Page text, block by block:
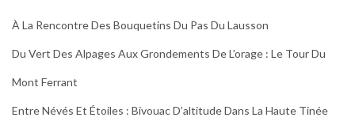
À La Rencontre Des Bouquetins Du Pas Du Lausson
Du Vert Des Alpages Aux Grondements De L’orage : Le Tour Du
Mont Ferrant
Entre Névés Et Étoiles : Bivouac D’altitude Dans La Haute Tinée